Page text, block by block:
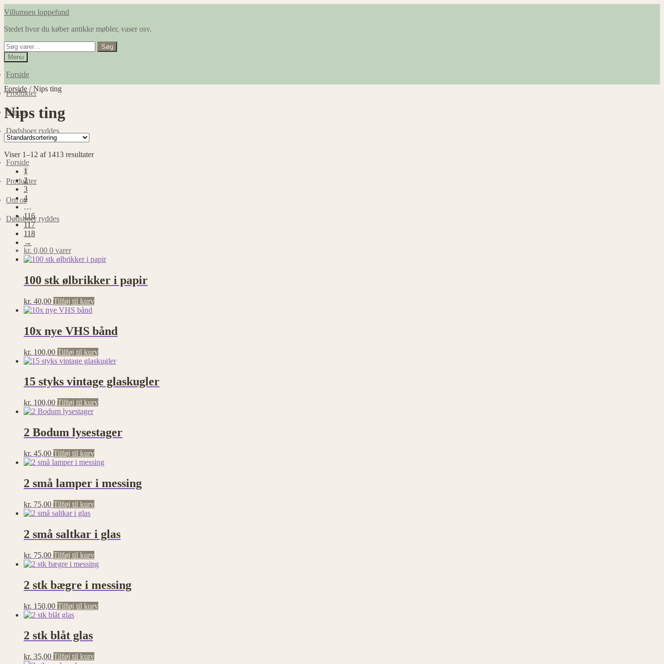
Spring
navigation
Spring
indhold
Villumsen loppefund
Stedet hvor du køber antikke møbler, vaser osv.
Søg
efter:
Søg
Menu
Forside
Produkter
Om os
Dødsboer ryddes
Forside
Produkter
Om os
Dødsboer ryddes
kr. 0,00 0 varer
Forside /Nips ting
Nips ting
Viser 1–12 af 1413 resultater
1
2
3
4
…
116
117
118
→
100 stk ølbrikker i papir
kr. 40,00 Tilføj til kurv
10x nye VHS bånd
kr. 100,00 Tilføj til kurv
15 styks vintage glaskugler
kr. 100,00 Tilføj til kurv
2 Bodum lysestager
kr. 45,00 Tilføj til kurv
2 små lamper i messing
kr. 75,00 Tilføj til kurv
2 små saltkar i glas
kr. 75,00 Tilføj til kurv
2 stk bægre i messing
kr. 150,00 Tilføj til kurv
2 stk blåt glas
kr. 35,00 Tilføj til kurv